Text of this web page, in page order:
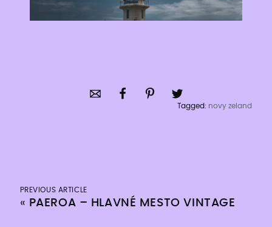
Tagged: novy zeland
PREVIOUS ARTICLE
« PAEROA – HLAVNÉ MESTO VINTAGE